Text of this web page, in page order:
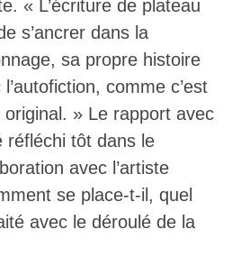
« L’écriture de plateau
s’ancrer dans la
sa propre histoire
comme c’est
original. » Le rapport avec
réfléchi tôt dans le
avec l’artiste
se place-t-il, quel
avec le déroulé de la